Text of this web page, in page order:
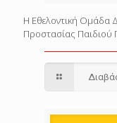
Η Εθελοντική Ομάδα
Προστασίας Παιδιού